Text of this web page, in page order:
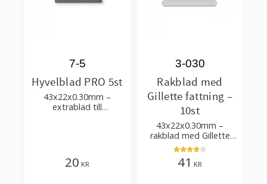
Hyvelblad PRO 5st
43x22x0.30mm –
extrablad till
7-5
20 KR
Rakblad med
Gillette fattning –
10st
43x22x0.30mm –
rakblad med Gillette
fattning 0.30mm i
rostfritt stål
3-030
41 KR